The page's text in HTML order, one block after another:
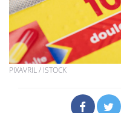
PIXAVRIL / ISTOCK